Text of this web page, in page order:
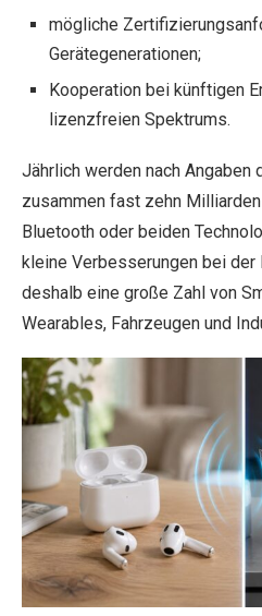
mögliche
Gerätegenerationen;
Kooperation bei künftigen
lizenzfreien Spektrums.
Jährlich werden nach Angaben
zusammen fast zehn
Bluetooth oder beiden
kleine Verbesserungen bei der
deshalb eine große Zahl von
Wearables, Fahrzeugen und